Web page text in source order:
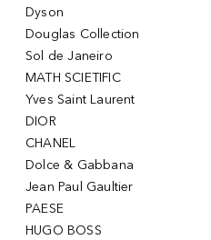
Dyson
Douglas Collection
Sol de Janeiro
MATH SCIETIFIC
Yves Saint Laurent
DIOR
CHANEL
Dolce & Gabbana
Jean Paul Gaultier
PAESE
HUGO BOSS